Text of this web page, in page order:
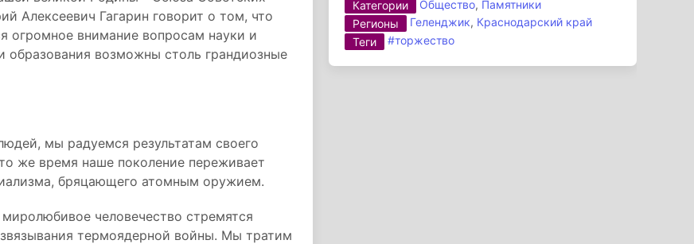
Алексеевич Гагарин говорит о том, что
огромное внимание вопросам науки и
образования возможны столь грандиозные
мы радуемся результатам своего
же время наше поколение переживает
бряцающего атомным оружием.
человечество стремятся
термоядерной войны. Мы тратим
Категории Общество, Памятники
Регионы
Геленджик, Краснодарский край
Теги
#торжество